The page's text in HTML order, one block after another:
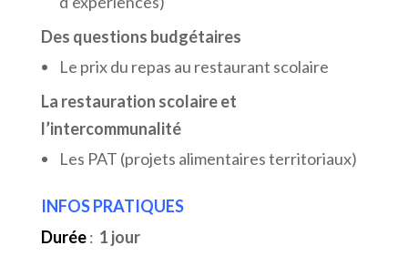
Des questions budgétaires
Le prix du repas au restaurant scolaire
La restauration scolaire et
l’intercommunalité
Les PAT (projets alimentaires territoriaux)
INFOS PRATIQUES
Durée: 1 jour